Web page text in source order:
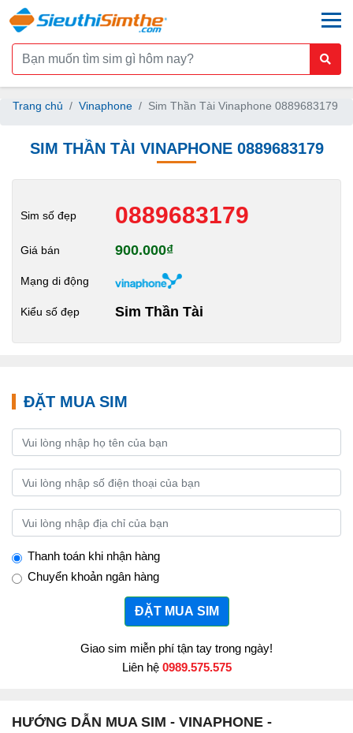
Trang chủ Vinaphone Sim Thần Tài Vinaphone 0889683179
SIM THẦN TÀI VINAPHONE 0889683179
Sim số đẹp 0889683179
Giá bán 900.000₫
Mạng di động
Kiểu số đẹp Sim Thần Tài
ĐẶT MUA SIM
Thanh toán khi nhận hàng
Chuyển khoản ngân hàng
ĐẶT MUA SIM
Giao sim miễn phí tận tay trong ngày!
Liên hệ 0989.575.575
HƯỚNG DẪN MUA SIM - VINAPHONE -